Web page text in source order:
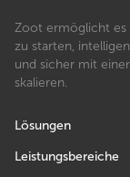
Zoot ermöglicht es
zu starten,
und sicher mit
skalieren.
Lösungen
Leistungsbereiche